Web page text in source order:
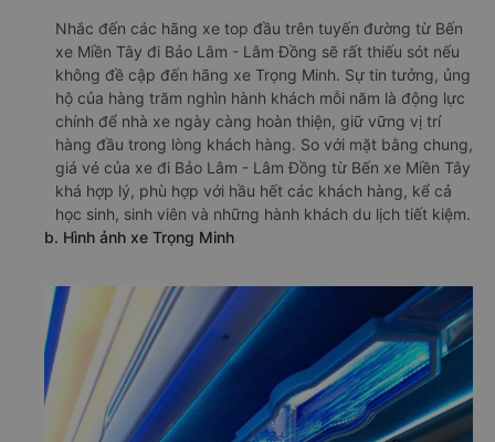
Nhắc đến các hãng xe top đầu trên tuyến đường từ Bến
xe Miền Tây đi Bảo Lâm - Lâm Đồng sẽ rất thiếu sót nếu
không đề cập đến hãng xe Trọng Minh. Sự tin tưởng, ủng
hộ của hàng trăm nghìn hành khách mỗi năm là động lực
chính để nhà xe ngày càng hoàn thiện, giữ vững vị trí
hàng đầu trong lòng khách hàng. So với mặt bằng chung,
giá vé của xe đi Bảo Lâm - Lâm Đồng từ Bến xe Miền Tây
khá hợp lý, phù hợp với hầu hết các khách hàng, kể cả
học sinh, sinh viên và những hành khách du lịch tiết kiệm.
b. Hình ảnh xe Trọng Minh